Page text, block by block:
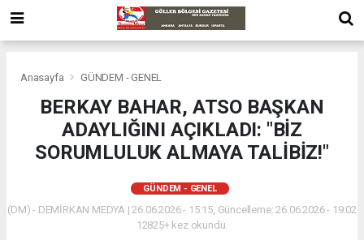
Anasayfa GÜNDEM - GENEL
BERKAY BAHAR, ATSO BAŞKAN
ADAYLIĞINI AÇIKLADI: "BİZ
SORUMLULUK ALMAYA TALİBİZ!"
GÜNDEM - GENEL
(DM) - DEMİRKAN MEDYA | 26.06.2026 - 15:15, Güncelleme: 26.06.2026 - 19:02
12825+ kez okundu.